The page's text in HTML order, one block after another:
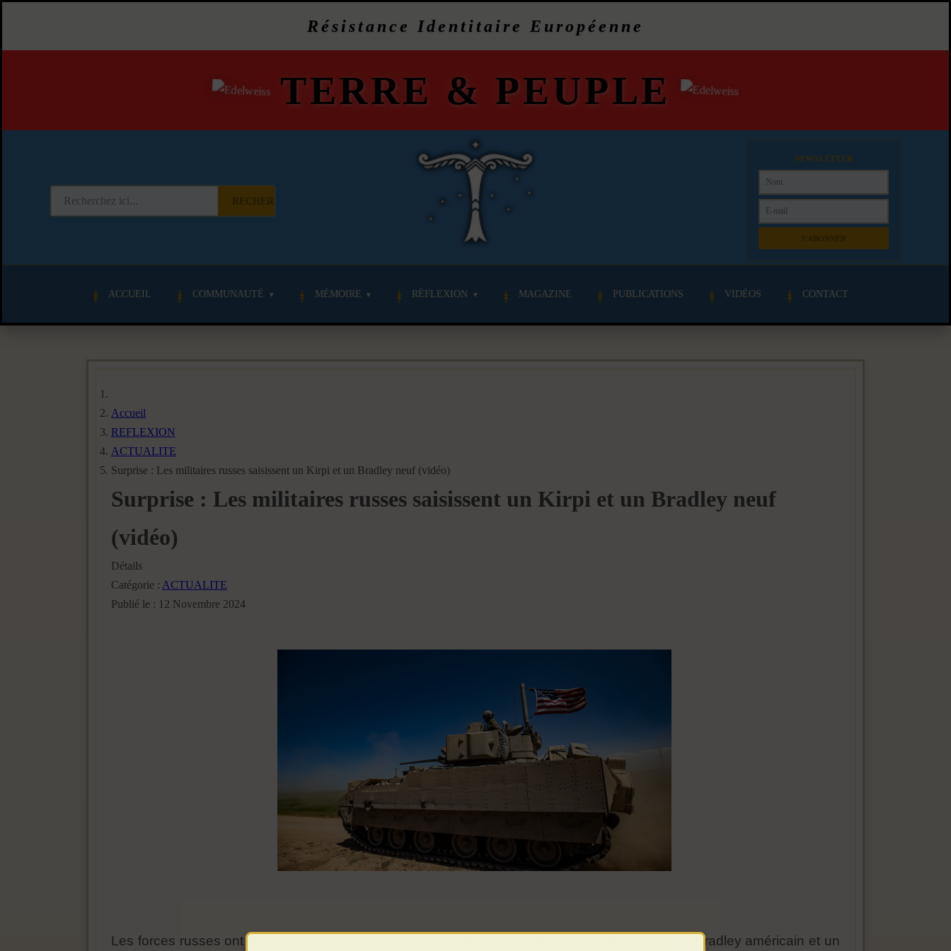
Résistance Identitaire Européenne
TERRE & PEUPLE
NEWSLETTER
ACCUEIL COMMUNAUTÉ MÉMOIRE RÉFLEXION MAGAZINE PUBLICATIONS VIDÉOS CONTACT
Accueil
REFLEXION
ACTUALITE
Surprise : Les militaires russes saisissent un Kirpi et un Bradley neuf (vidéo)
Surprise : Les militaires russes saisissent un Kirpi et un Bradley neuf
(vidéo)
Détails
Catégorie : ACTUALITE
Publié le : 12 Novembre 2024
Les forces russes ont récemment capturé des véhicules blindés de haute technologie, dont un Bradley américain et un